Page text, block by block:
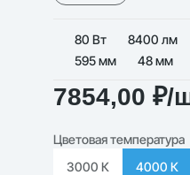
80 Вт 8400 лм
595 мм
48 мм
7854,00 ₽/
Цветовая температура
3000 К
4000 К